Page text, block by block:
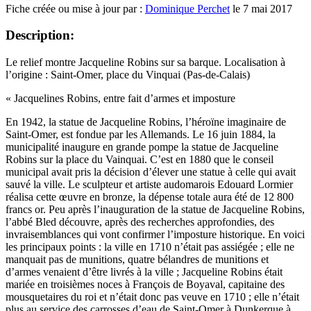
Fiche créée ou mise à jour par : Dominique Perchet le 7 mai 2017
Description:
Le relief montre Jacqueline Robins sur sa barque. Localisation à
l’origine : Saint-Omer, place du Vinquai (Pas-de-Calais)
« Jacquelines Robins, entre fait d’armes et imposture
En 1942, la statue de Jacqueline Robins, l’héroïne imaginaire de
Saint-Omer, est fondue par les Allemands. Le 16 juin 1884, la
municipalité inaugure en grande pompe la statue de Jacqueline
Robins sur la place du Vainquai. C’est en 1880 que le conseil
municipal avait pris la décision d’élever une statue à celle qui avait
sauvé la ville. Le sculpteur et artiste audomarois Edouard Lormier
réalisa cette œuvre en bronze, la dépense totale aura été de 12 800
francs or. Peu après l’inauguration de la statue de Jacqueline Robins,
l’abbé Bled découvre, après des recherches approfondies, des
invraisemblances qui vont confirmer l’imposture historique. En voici
les principaux points : la ville en 1710 n’était pas assiégée ; elle ne
manquait pas de munitions, quatre bélandres de munitions et
d’armes venaient d’être livrés à la ville ; Jacqueline Robins était
mariée en troisièmes noces à François de Boyaval, capitaine des
mousquetaires du roi et n’était donc pas veuve en 1710 ; elle n’était